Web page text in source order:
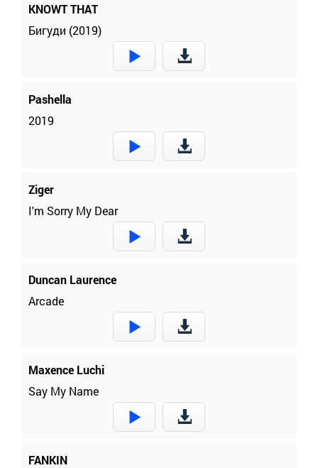
KNOWT THAT
Бигуди (2019)
Pashella
2019
Ziger
I'm Sorry My Dear
Duncan Laurence
Arcade
Maxence Luchi
Say My Name
FANKIN